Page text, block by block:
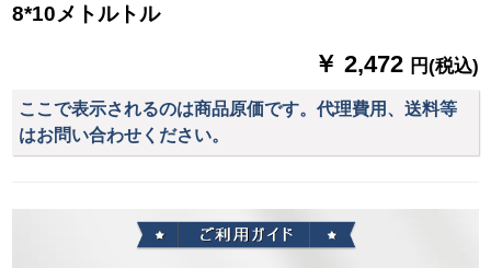
8*10メトルトル
￥ 2,472 円(税込)
ここで表示されるのは商品原価です。代理費用、送料等
はお問い合わせください。